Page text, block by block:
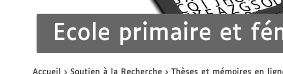
Ecole primaire et
Vous
Accueil Soutien à la Recherche Thèses et mémoires en